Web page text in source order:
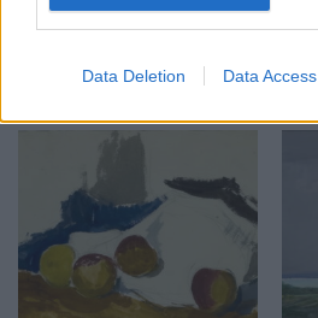
Data Deletion Data Access
KAPCSOLÓDÓ MŰTÁRGYAK